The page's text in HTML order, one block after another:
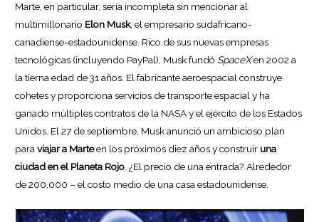
Marte, en particular, sería incompleta sin mencionar al
multimillonario Elon Musk, el empresario sudafricano-
canadiense-estadounidense. Rico de sus nuevas empresas
tecnológicas (incluyendo PayPal), Musk fundó SpaceXen 2002 a
la tierna edad de 31 años. El fabricante aeroespacial construye
cohetes y proporciona servicios de transporte espacial y ha
ganado múltiples contratos de la NASA y el ejército de los Estados
Unidos. El 27 de septiembre, Musk anunció un ambicioso plan
paraviajar a Marteen los próximos diez años y construir una
ciudad en el Planeta Rojo. ¿El precio de una entrada? Alrededor
de 200,000 – el costo medio de una casa estadounidense.